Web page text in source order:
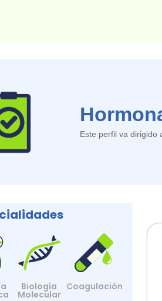
Este perfil va dirigido
Biología
Molecular
Coagulación